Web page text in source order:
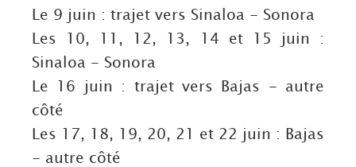
Le 9 juin : trajet vers Sinaloa - Sonora
Les 10, 11, 12, 13, 14 et 15 juin :
Sinaloa - Sonora
Le 16 juin : trajet vers Bajas - autre
côté
Les 17, 18, 19, 20, 21 et 22 juin : Bajas
- autre côté